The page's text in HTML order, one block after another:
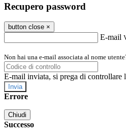
Recupero password
button close ×
E-mail
Non hai una e-mail associata al nome
E-mail inviata, si prega di controllare
Errore
Chiudi
Successo